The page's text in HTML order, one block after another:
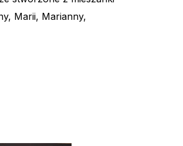
Marii, Marianny,